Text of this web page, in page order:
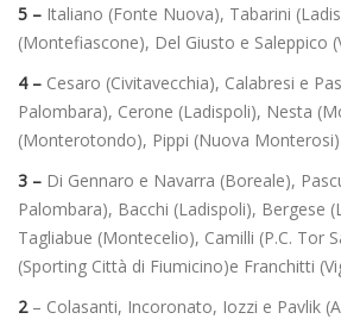
5 – Italiano (Fonte Nuova), Tabarini
(Montefiascone), Del Giusto e Saleppico
4 – Cesaro (Civitavecchia), Calabresi e
Palombara), Cerone (Ladispoli), Nesta
(Monterotondo), Pippi (Nuova
3 – Di Gennaro e Navarra (Boreale),
Palombara), Bacchi (Ladispoli), Bergese
Tagliabue (Montecelio), Camilli (P.C. Tor
(Sporting Città di Fiumicino)e Franchitti
2– Colasanti, Incoronato, Iozzi e Pavlik